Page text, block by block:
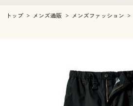
レディースファッション
インナー・下着通販すべて
ジュニア・ティーンズ下着
メンズ
寝具・インテリア・家具通販すべて
キッチン・雑貨・日用品
美容・健康通販すべて
制服・スクール
トップ メンズ通販 メンズファッション